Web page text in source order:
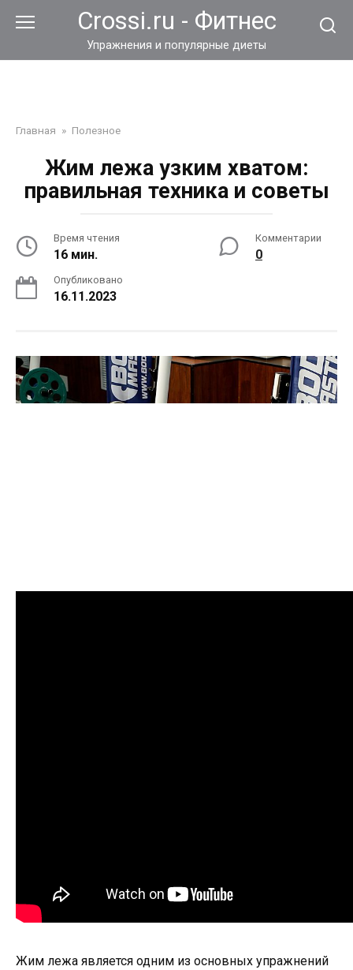
Crossi.ru - Фитнес
Упражнения и популярные диеты
Главная » Полезное
Жим лежа узким хватом:
правильная техника и советы
Время чтения
16 мин.
Комментарии
0
Опубликовано
16.11.2023
Жим лежа является одним из основных упражнений